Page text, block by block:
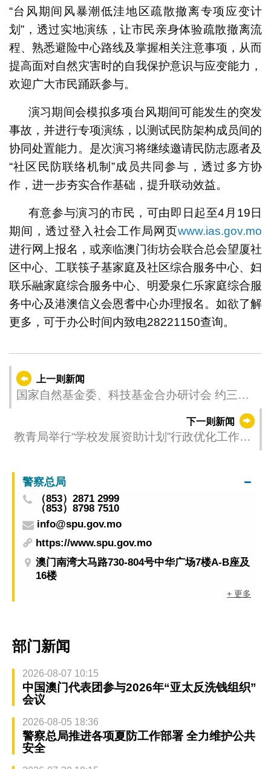
“台风期间风暴潮低洼地区疏散撤离专项应变计
划”，透过实地演练，让市民亲身体验疏散撤离流
程、熟悉避险中心路线及掌握相关注意事项，从而
提高面对自然灾害时的自我保护意识与应变能力，
欢迎广大市民踊跃参与。
演习期间会模拟多项台风期间可能发生的突发
事故，并进行专项演练，以测试民防架构成员间的
协同处置能力。是次演习将继续邀请民防志愿者及
“社区民防联络机制”成员共同参与，透过多方协
作，进一步夯实合作基础，提升联动效益。
有意参与演习的市民，可由即日起至4月19日
期间，透过登入社会工作局网页www.ias.gov.mo
进行网上报名，或亲临澳门街坊会联合总会望厦社
区中心、工联筷子基家庭及社区综合服务中心、妇
联乐融家庭综合服务中心、明爱泉仁乐家庭综合服
务中心及港澳信义会恩耆中心办理报名。如欲了解
更多，可于办公时间内致电28221150查询。
上一则新闻
国家自然基金委、科技基金合办研讨会 约三十
下一则新闻
教青局举行“学校发展资助计划”行政优化工作会
警察总局
（853）2871 2999
（853）8798 7510
info@spu.gov.mo
https://www.spu.gov.mo
澳门南湾大马路730-804号中华广场7楼A-B座及
16楼
+ 更多
部门新闻
2026-08-07 10:15
中国澳门代表团参与2026年“亚太反洗钱组织”
会议
2026-08-05 18:36
警察总局推进各项夏防工作部署 全力维护公共
安全